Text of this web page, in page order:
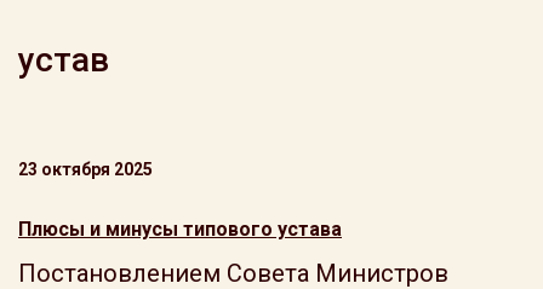
устав
23 октября 2025
Плюсы и минусы типового устава
Постановлением Совета Министров